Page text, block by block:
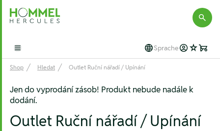
Hommel Hercules
Open main menu Sprache
Shop Hledat Outlet Ruční nářadí / Upínání
Jen do vyprodání zásob! Produkt nebude nadále k
dodání.
Outlet Ruční nářadí / Upínání